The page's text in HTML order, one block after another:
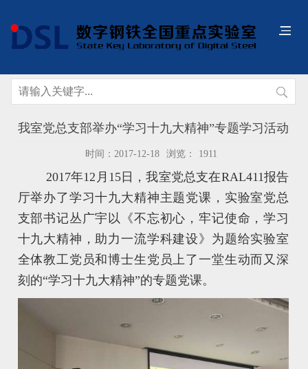
我室党总支部举办“学习十九大精神”专题学习活动
时间：2017-12-18 浏览： 1911
2017年12月15日，我室党总支在RAL411报告
厅举办了学习十九大精神主题党课，实验室党总
支部书记丛广宇以《不忘初心，牢记使命，学习
十九大精神，助力一流学科建设》为题给实验室
全体教工党员和博士生党员上了一堂生动而又深
刻的“学习十九大精神”的专题党课。